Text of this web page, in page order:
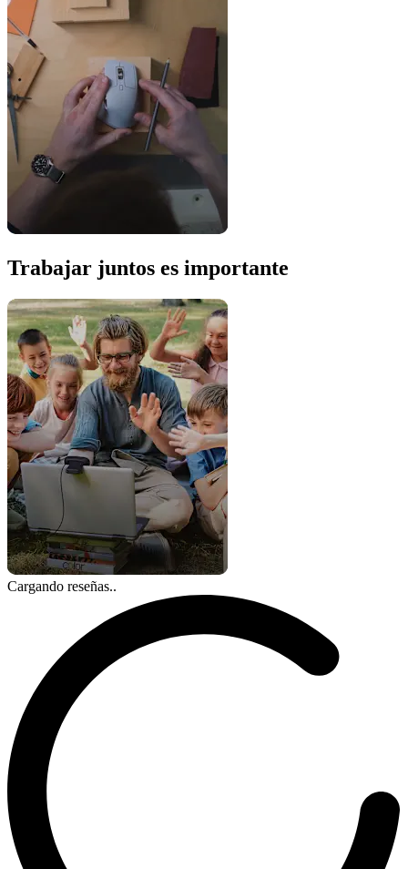
Trabajar juntos es importante
Cargando reseñas..